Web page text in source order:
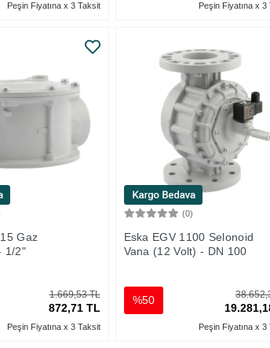
Peşin Fiyatına x 3 Taksit Peşin Fiyatına x 3
Gaz
1/2"
1.669,53 TL
872,71 TL
Peşin Fiyatına x 3 Taksit
(0)
Eska EGV 1100 Selonoid
Vana (12 Volt) - DN 100
%50
Peşin Fiyatına x 3